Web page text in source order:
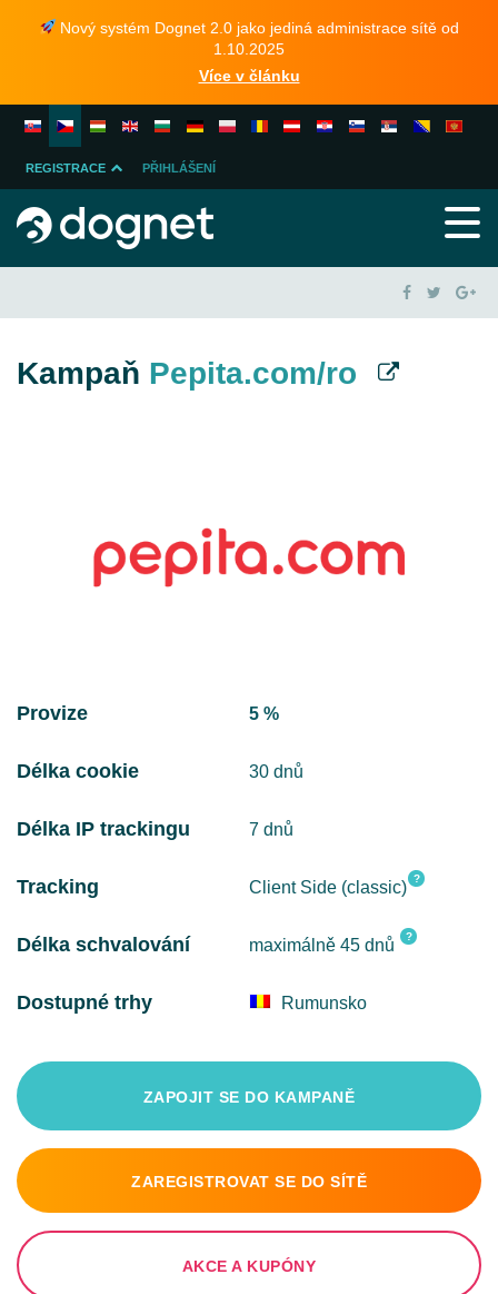
Nový systém Dognet 2.0 jako jediná administrace sítě od
1.10.2025
Více v článku
REGISTRACE
INZERENTA
PŘIHLÁŠENÍ
Kampaň Pepita.com/ro
Provize 5 %
Délka cookie 30 dnů
Délka IP trackingu 7 dnů
Tracking Client Side (classic) ?
Délka schvalování maximálně 45 dnů ?
Dostupné trhy Rumunsko
ZAPOJIT SE DO KAMPANĚ
ZAREGISTROVAT SE DO SÍTĚ
AKCE A KUPÓNY